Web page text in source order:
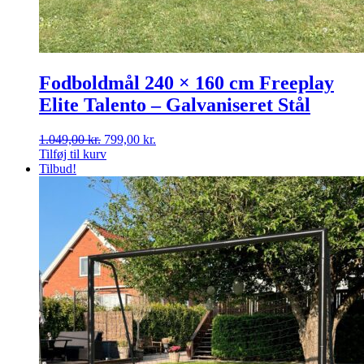
Fodboldmål 240 × 160 cm Freeplay
Elite Talento – Galvaniseret Stål
1.049,00kr. Den
oprindelige
var:
1.049,00 kr..
799,00 kr.
er:
799,00 kr..
Tilføj til kurv
Tilbud!